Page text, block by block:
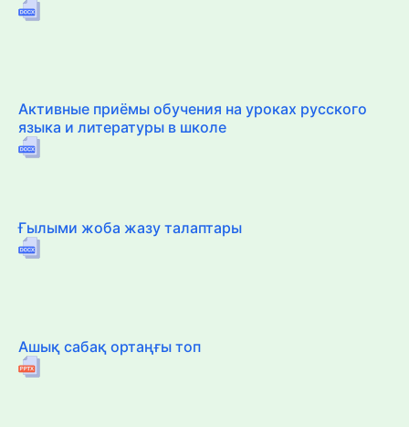
Активные приёмы обучения на уроках русского
языка и литературы в школе
Ғылыми жоба жазу талаптары
Ашық сабақ ортаңғы топ